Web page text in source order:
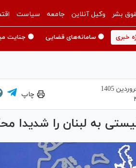
بشر وکیل آنلاین جامعه سیاست
خبری 🟡 سامانه‌های قضایی 🟡 جنایت
چاپ
به لبنان را شدیدا